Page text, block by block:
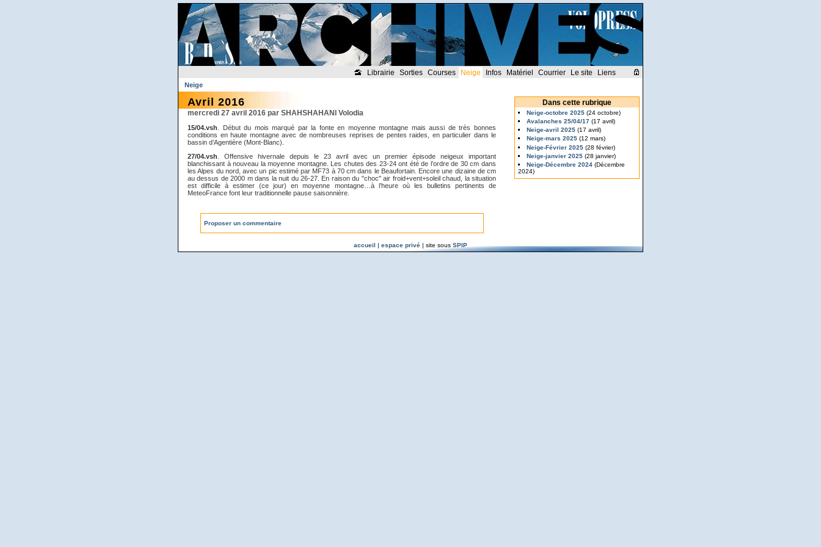
Librairie Sorties Courses Neige Infos Matériel Courrier Le site Liens
Neige
Avril 2016
mercredi 27 avril 2016 par SHAHSHAHANI Volodia
15/04.vsh . Début du mois marqué par la fonte en moyenne montagne mais aussi de très bonnes
conditions en haute montagne avec de nombreuses reprises de pentes raides, en particulier dans le
bassin d’Agentière (Mont-Blanc).
27/04.vsh . Offensive hivernale depuis le 23 avril avec un premier épisode neigeux important
blanchissant à nouveau la moyenne montagne. Les chutes des 23-24 ont été de l’ordre de 30 cm dans
les Alpes du nord, avec un pic estimé par MF73 à 70 cm dans le Beaufortain. Encore une dizaine de cm
au dessus de 2000 m dans la nuit du 26-27. En raison du "choc" air froid+vent+soleil chaud, la situation
est difficile à estimer (ce jour) en moyenne montagne…à l’heure où les bulletins pertinents de
MeteoFrance font leur traditionnelle pause saisonnière.
Proposer un commentaire
Dans cette rubrique
Neige-octobre 2025 (24 octobre)
Avalanches 25/04/17 (17 avril)
Neige-avril 2025 (17 avril)
Neige-mars 2025 (12 mars)
Neige-Février 2025 (28 février)
Neige-janvier 2025 (28 janvier)
Neige-Décembre 2024 (Décembre
2024)
accueil | espace privé | site sous SPIP